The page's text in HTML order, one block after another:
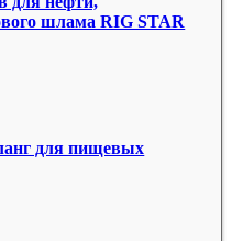
шлама RIG STAR
для пищевых